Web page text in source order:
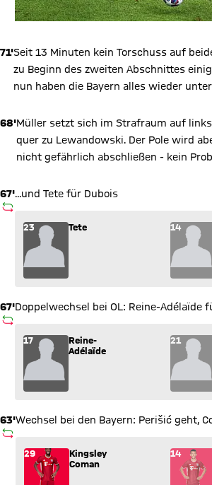
71'Seit 13 Minuten kein Torschuss auf
zu Beginn des zweiten Abschnittes
nun haben die Bayern alles wieder
68'Müller setzt sich im Strafraum auf
quer zu Lewandowski. Der Pole wird
nicht gefährlich abschließen - kein
67'
AUSWECHSLUNG
...und Tete für Dubois
Wechsel: Tete (23) kommt für Leo
23 Tete 14
67'
AUSWECHSLUNG
Doppelwechsel bei OL: Reine-Adélaïde
Wechsel: Reine- Adélaïde (17) kommt
17
Reine-
Adélaïde
21
63'
AUSWECHSLUNG
Wechsel bei den Bayern: Perišić geht,
Wechsel: Kingsley Coman (29) kommt
29
Kingsley
Coman
14